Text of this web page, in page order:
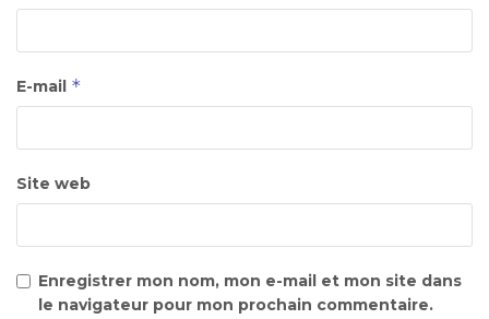
E-mail *
Site web
Enregistrer mon nom, mon e-mail et mon site dans
le navigateur pour mon prochain commentaire.